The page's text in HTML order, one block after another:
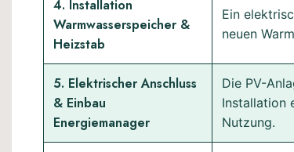
4. Installation
Warmwasserspeicher &
Heizstab
Ein
neuen
5. Elektrischer Anschluss
& Einbau
Energiemanager
Die PV-
Installation
Nutzung.